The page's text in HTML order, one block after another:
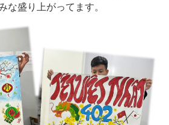
な盛り上がってます。